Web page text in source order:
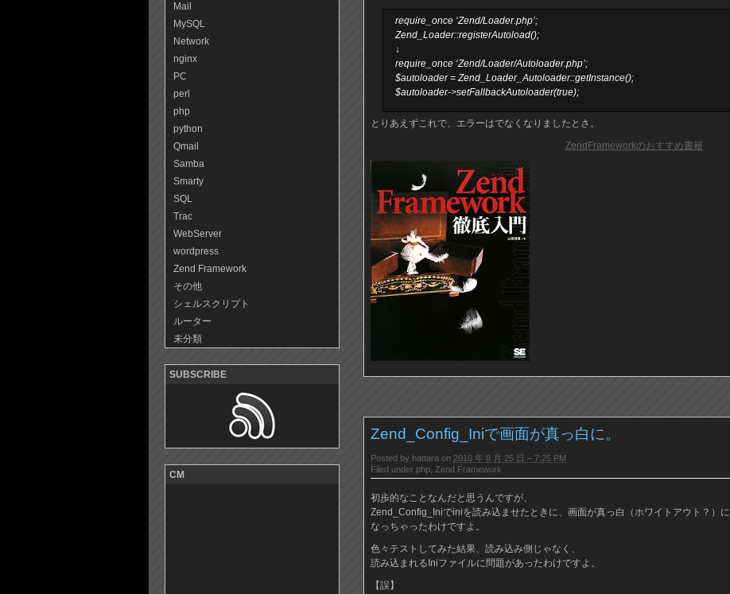
require_once ‘Zend/Loader.php’;
Zend_Loader::registerAutoload();
↓
require_once ‘Zend/Loader/Autoloader.php’;
$autoloader = Zend_Loader_Autoloader::getInstance();
$autoloader->setFallbackAutoloader(true);
とりあえずこれで、エラーはでなくなりましたとさ。
ZendFrameworkのおすすめ書籍
Zend_Config_Iniで画面が真っ白に。
Posted by hattara on 2010 年 8 月 25 日 – 7:25 PM
Filed under php Zend Framework
初歩的なことなんだと思うんですが、
Zend_Config_Iniでiniを読み込ませたときに、画面が真っ白（ホワイトアウト？）に
なっちゃったわけですよ。
色々テストしてみた結果、読み込み側じゃなく、
読み込まれるIniファイルに問題があったわけですよ。
【誤】
Mail
MySQL
Network
nginx
PC
perl
php
python
Qmail
Samba
Smarty
SQL
Trac
WebServer
wordpress
Zend Framework
その他
シェルスクリプト
ルーター
未分類
SUBSCRIBE
CM